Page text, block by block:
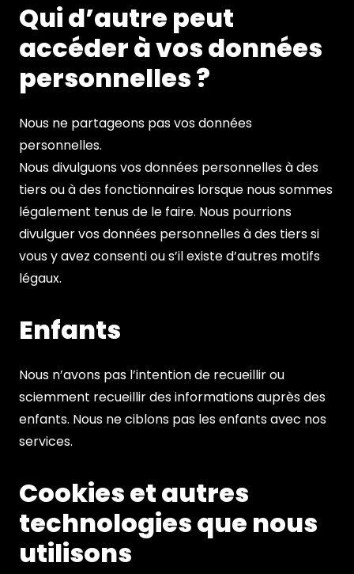
Qui d’autre peut
accéder à vos données
personnelles ?
Nous ne partageons pas vos données
personnelles.
Nous divulguons vos données personnelles à des
tiers ou à des fonctionnaires lorsque nous sommes
légalement tenus de le faire. Nous pourrions
divulguer vos données personnelles à des tiers si
vous y avez consenti ou s’il existe d’autres motifs
légaux.
Enfants
Nous n’avons pas l’intention de recueillir ou
sciemment recueillir des informations auprès des
enfants. Nous ne ciblons pas les enfants avec nos
services.
Cookies et autres
technologies que nous
utilisons